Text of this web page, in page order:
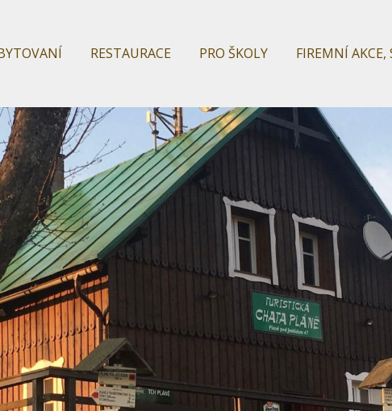
RESTAURACE PRO ŠKOLY FIREMNÍ AKCE,